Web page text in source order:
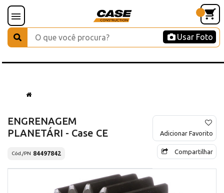
Usar Foto
ENGRENAGEM
PLANETÁRI - Case CE
Cód./PN 84497842
Adicionar Favorito
Compartilhar